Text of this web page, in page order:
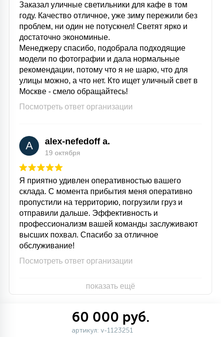
Заказал уличные светильники для кафе в том
году. Качество отличное, уже зиму пережили без
проблем, ни один не потускнел! Светят ярко и
достаточно экономиные.
Менеджеру спасибо, подобрала подходящие
модели по фотографии и дала нормальные
рекомендации, потому что я не шарю, что для
улицы можно, а что нет. Кто ищет уличный свет в
Москве - смело обращайтесь!
Посмотреть ответ организации
A alex-nefedoff a.
19 октября
Я приятно удивлен оперативностью вашего
склада. С момента прибытия меня оперативно
пропустили на территорию, погрузили груз и
отправили дальше. Эффективность и
профессионализм вашей команды заслуживают
высших похвал. Спасибо за отличное
обслуживание!
Посмотреть ответ организации
показать ещё
60 000 руб.
артикул: v-1123251